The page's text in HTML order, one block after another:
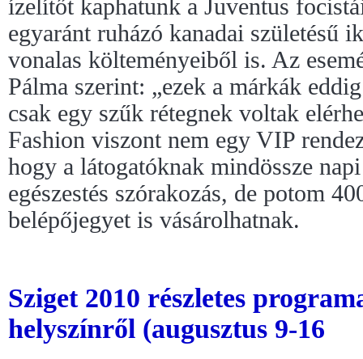
ízelítőt kaphatunk a Juventus
egyaránt ruházó kanadai születésű
vonalas költeményeiből is. Az
Pálma szerint: „ezek a márkák
csak egy szűk rétegnek voltak
Fashion viszont nem egy VIP
hogy a látogatóknak mindössze
egészestés szórakozás, de potom
belépőjegyet is vásárolhatnak.
Sziget 2010 részletes
helyszínről (augusztus 9-16